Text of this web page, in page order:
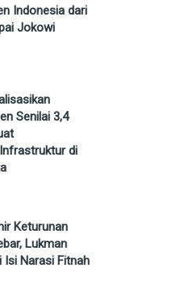
Indonesia dari
Jokowi
Senilai 3,4
di
Keturunan
Lukman
Isi Narasi Fitnah